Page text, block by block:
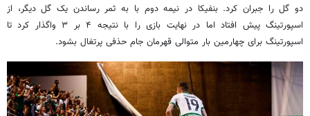
دو گل را جبران کرد. بنفیکا در نیمه دوم با به ثمر رساندن یک گل دیگر، از
اسپورتینگ پیش افتاد اما در نهایت بازی را با نتیجه ۴ بر ۳ واگذار کرد تا
اسپورتینگ برای چهارمین بار متوالی قهرمان جام حذفی پرتغال بشود.